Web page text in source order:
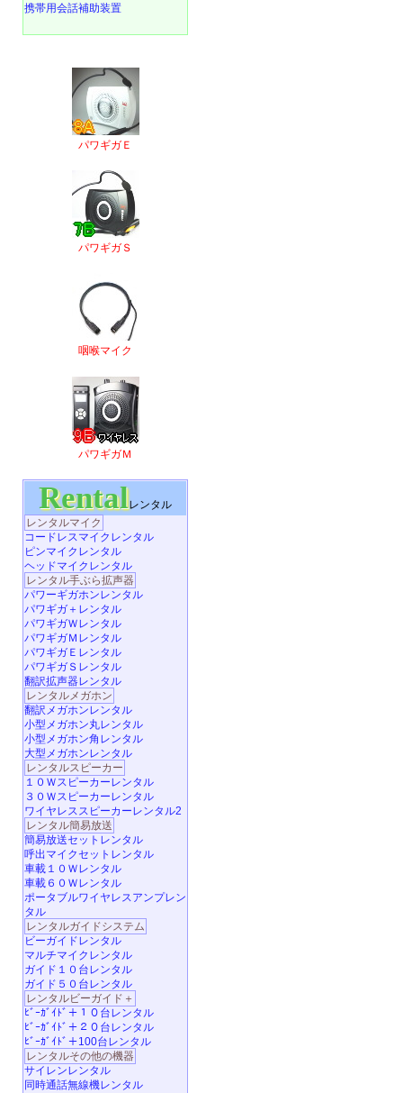
携帯用会話補助装置
パワギガＥ
パワギガＳ
咽喉マイク
パワギガＭ
Rentalレンタル
レンタルマイク
コードレスマイクレンタル
ピンマイクレンタル
ヘッドマイクレンタル
レンタル手ぶら拡声器
パワーギガホンレンタル
パワギガ＋レンタル
パワギガＷレンタル
パワギガＭレンタル
パワギガＥレンタル
パワギガＳレンタル
翻訳拡声器レンタル
レンタルメガホン
翻訳メガホンレンタル
小型メガホン丸レンタル
小型メガホン角レンタル
大型メガホンレンタル
レンタルスピーカー
１０Ｗスピーカーレンタル
３０Ｗスピーカーレンタル
ワイヤレススピーカーレンタル2
レンタル簡易放送
簡易放送セットレンタル
呼出マイクセットレンタル
車載１０Ｗレンタル
車載６０Ｗレンタル
ポータブルワイヤレスアンプレン
タル
レンタルガイドシステム
ビーガイドレンタル
マルチマイクレンタル
ガイド１０台レンタル
ガイド５０台レンタル
レンタルビーガイド＋
ﾋﾞｰｶﾞｲﾄﾞ＋１０台レンタル
ﾋﾞｰｶﾞｲﾄﾞ＋２０台レンタル
ﾋﾞｰｶﾞｲﾄﾞ＋100台レンタル
レンタルその他の機器
サイレンレンタル
同時通話無線機レンタル